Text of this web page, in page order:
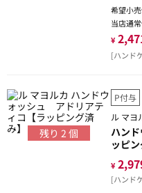
希望小
当店通
¥
[ハンド
残り 2 個
P付与
ル マヨ
ハン
ッピ
¥
[ハンド